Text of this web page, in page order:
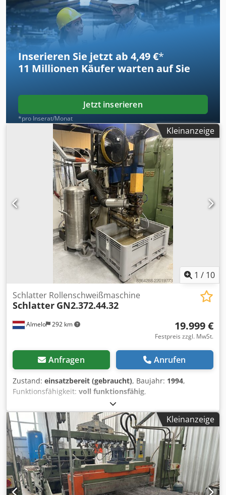
Handschalter -Armlänge Schweißgerät: 350 mm -
Schweißzange Typ: -Steuerung -Abmessungen Maschine:
1500/1000/H1670 mm -Gewicht Maschine: 774 kg -
Abmessungen Schaltschrank: 1550/420/H1960 mm
Inserieren Sie jetzt ab 4,49 €*
11 Millionen Käufer warten auf Sie
Jetzt inserieren
*pro Inserat/Monat
Kleinanzeige
1 / 10
Almelo 292 km
Schlatter Rollenschweißmaschine
Schlatter GN2.372.44.32
19.999 €
Festpreis zzgl. MwSt.
Anfragen Anrufen
Zustand: einsatzbereit (gebraucht), Baujahr: 1994,
Funktionsfähigkeit: voll funktionsfähig,
Maschinen-/Fahrzeugnummer:
gepflegte, gut funktionierende Maschine mit
Produktkühlung und Absaugung. Vollständige
Dokumentation vorhanden. Siehe Foto des Typenschildes
für alle Daten. Für weitere Informationen wenden Sie sich
bitte an Theo Ligtenberg. Dsdey U Uz Sspfx Adqjck
Kleinanzeige